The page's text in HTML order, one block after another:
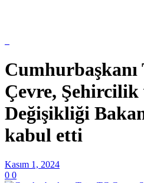
Cumhurbaşkanı
Çevre,
Değişikliği
kabul etti
Kasım 1, 2024
0 0